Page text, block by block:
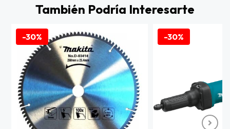
También Podría Interesarte
-30% -30%